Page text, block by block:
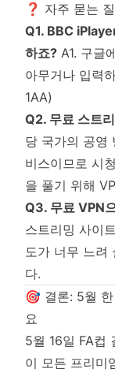
❓ 자주 묻는
Q1. BBC
하죠? A1. 구글
아무거나 입력
1AA)
Q2. 무료 스트
당 국가의 공영
비스이므로 시
을 풀기 위해
Q3. 무료 VPN
스트리밍 사이
도가 너무 느려
다.
🎯 결론: 5월
요
5월 16일 FA컵
이 모든 프리미